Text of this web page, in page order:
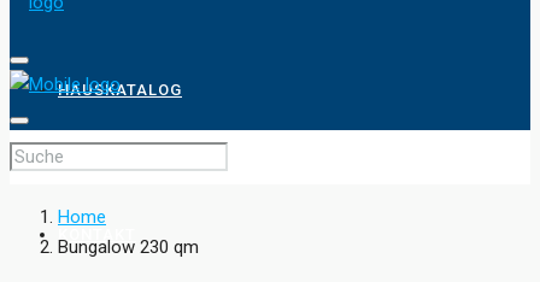
HAUSKATALOG
ANBIETER
Home
Bungalow 230 qm